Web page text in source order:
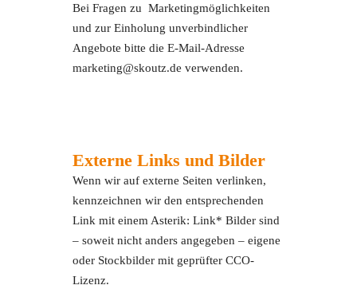
Bei Fragen zu Marketingmöglichkeiten
und zur Einholung unverbindlicher
Angebote bitte die E-Mail-Adresse
marketing@skoutz.de verwenden.
Externe Links und Bilder
Wenn wir auf externe Seiten verlinken,
kennzeichnen wir den entsprechenden
Link mit einem Asterik: Link* Bilder sind
– soweit nicht anders angegeben – eigene
oder Stockbilder mit geprüfter CCO-
Lizenz.